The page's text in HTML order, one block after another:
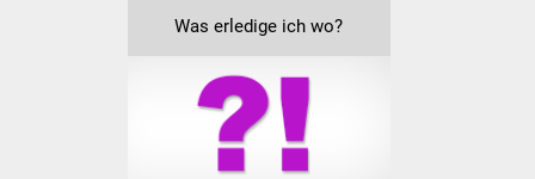
Wirtschaftsförderung
Gewerbeimmobilien
Was erledige ich wo?